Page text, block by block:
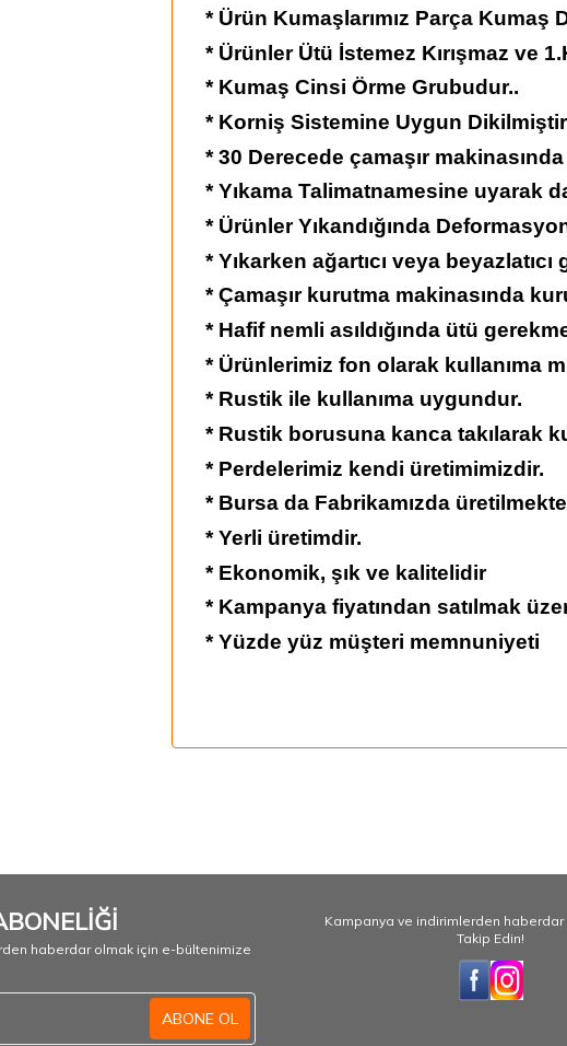
* Ürün Kumaşlarımız Parça Kumaş
* Ürünler Ütü İstemez Kırışmaz ve
* Kumaş Cinsi Örme Grubudur..
* Korniş Sistemine Uygun
* 30 Derecede çamaşır
* Yıkama Talimatnamesine uyarak
* Ürünler Yıkandığında
* Yıkarken ağartıcı veya
* Çamaşır kurutma makinasında
* Hafif nemli asıldığında ütü
* Ürünlerimiz fon olarak kullanıma
* Rustik ile kullanıma uygundur.
* Rustik borusuna kanca takılarak
* Perdelerimiz kendi üretimimizdir.
* Bursa da Fabrikamızda
* Yerli üretimdir.
* Ekonomik, şık ve kalitelidir
* Kampanya fiyatından satılmak
* Yüzde yüz müşteri memnuniyeti
haberdar olmak için e-bültenimize
ABONE OL
Kampanya ve indirimlerden
Takip Edin!